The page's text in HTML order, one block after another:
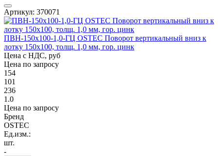
Артикул: 370071
ПВН-150х100-1,0-ГЦ OSTEC Поворот вертикальный вниз к
лотку 150х100, толщ. 1,0 мм, гор. цинк
Цена с НДС, руб
Цена по запросу
154
101
236
1.0
Цена по запросу
Бренд
OSTEC
Ед.изм.:
шт.
-